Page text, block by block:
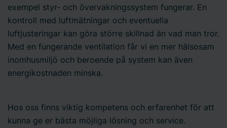
exempel styr- och övervakningssystem fungerar. En
kontroll med luftmätningar och eventuella
luftjusteringar kan göra större skillnad än vad man tror.
Med en fungerande ventilation får vi en mer hälsosam
inomhusmiljö och beroende på system kan även
energikostnaden minska.
Hos oss finns viktig kompetens och erfarenhet för att
kunna ge er bästa möjliga lösning och service.